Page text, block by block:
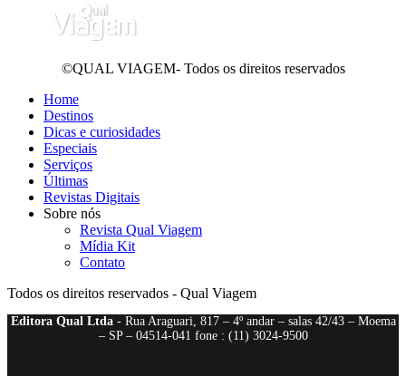
©QUAL VIAGEM- Todos os direitos reservados
Home
Destinos
Dicas e curiosidades
Especiais
Serviços
Últimas
Revistas Digitais
Sobre nós
Revista Qual Viagem
Mídia Kit
Contato
Todos os direitos reservados - Qual Viagem
Editora Qual Ltda- Rua Araguari, 817 – 4º andar – salas 42/43 – Moema
– SP – 04514-041 fone : (11) 3024-9500